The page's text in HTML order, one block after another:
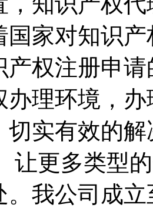
国家对知识
产权注册申
办理环境，
切实有效的
让更多类型
。我公司成